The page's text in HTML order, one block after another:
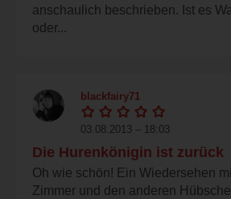
anschaulich beschrieben. Ist es
oder...
blackfairy71
03.08.2013 – 18:03
Die Hurenkönigin ist zurück
Oh wie schön! Ein Wiedersehen
Zimmer und den anderen